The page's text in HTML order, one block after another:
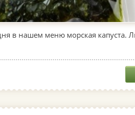
в нашем меню морская капуста.